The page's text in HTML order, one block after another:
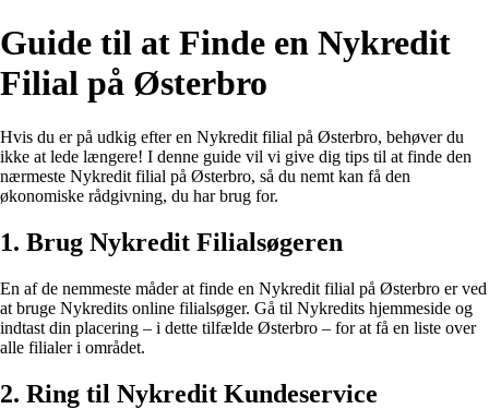
Guide til at Finde en Nykredit
Filial på Østerbro
Hvis du er på udkig efter en Nykredit filial på Østerbro, behøver du
ikke at lede længere! I denne guide vil vi give dig tips til at finde den
nærmeste Nykredit filial på Østerbro, så du nemt kan få den
økonomiske rådgivning, du har brug for.
1. Brug Nykredit Filialsøgeren
En af de nemmeste måder at finde en Nykredit filial på Østerbro er ved
at bruge Nykredits online filialsøger. Gå til Nykredits hjemmeside og
indtast din placering – i dette tilfælde Østerbro – for at få en liste over
alle filialer i området.
2. Ring til Nykredit Kundeservice